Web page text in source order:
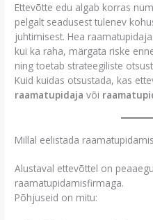
Ettevõtte edu algab korras
pelgalt seadusest tulenev
juhtimisest. Hea
kui ka raha, märgata riske
ning toetab strateegiliste
Kuid kuidas otsustada, kas
raamatupidaja või
Millal eelistada
Alustaval ettevõttel on
raamatupidamisfirmaga.
Põhjuseid on mitu: